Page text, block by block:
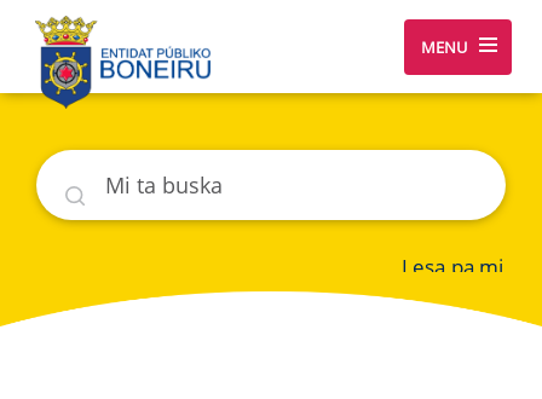
MENU
Buska
Lesa pa mi